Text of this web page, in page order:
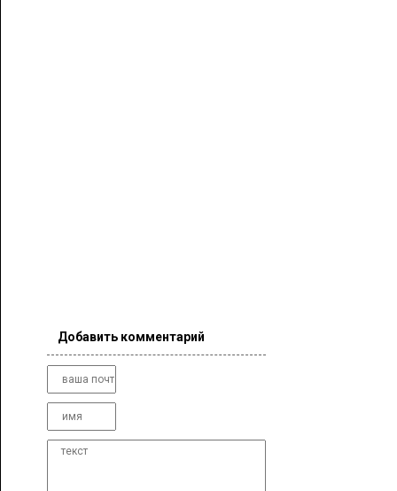
Добавить комментарий